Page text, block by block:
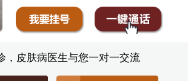
，皮肤病医生与您一对一交流